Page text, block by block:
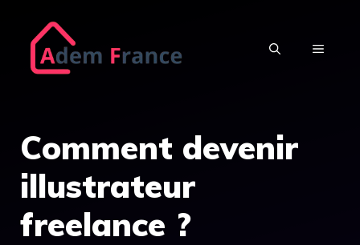
contenu
MENU
Comment devenir
illustrateur
freelance ?